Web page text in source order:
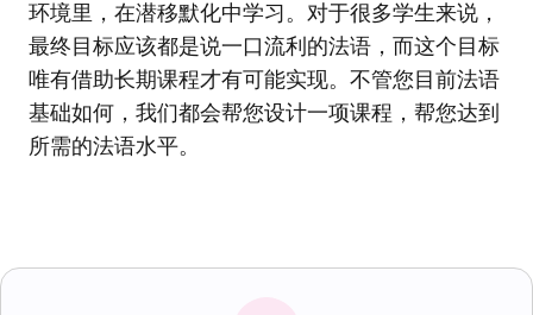
环境里，在潜移默化中学习。对于很多学生来说，
最终目标应该都是说一口流利的法语，而这个目标
唯有借助长期课程才有可能实现。不管您目前法语
基础如何，我们都会帮您设计一项课程，帮您达到
所需的法语水平。